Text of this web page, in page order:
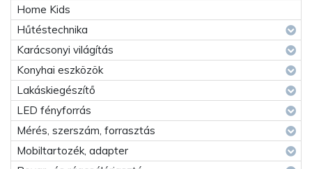
Home Kids
Hűtéstechnika
Karácsonyi világítás
Konyhai eszközök
Lakáskiegészítő
LED fényforrás
Mérés, szerszám, forrasztás
Mobiltartozék, adapter